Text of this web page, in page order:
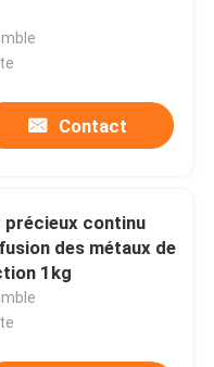
Contact
précieux continu
des métaux de
1kg